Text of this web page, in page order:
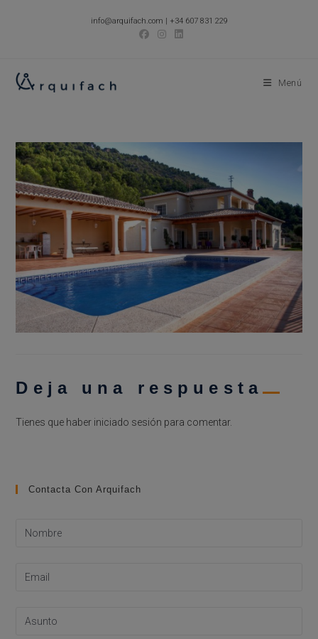
info@arquifach.com | +34 607 831 229
Menú
Deja una respuesta
Tienes que haber iniciado sesión para comentar.
Contacta Con Arquifach